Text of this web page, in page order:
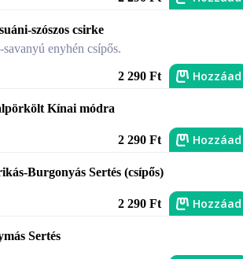
szószos csirke
savanyú enyhén csípős.
2 290 Ft Hozzáad
Kínai módra
2 290 Ft Hozzáad
Burgonyás Sertés (csípős)
2 290 Ft Hozzáad
Sertés